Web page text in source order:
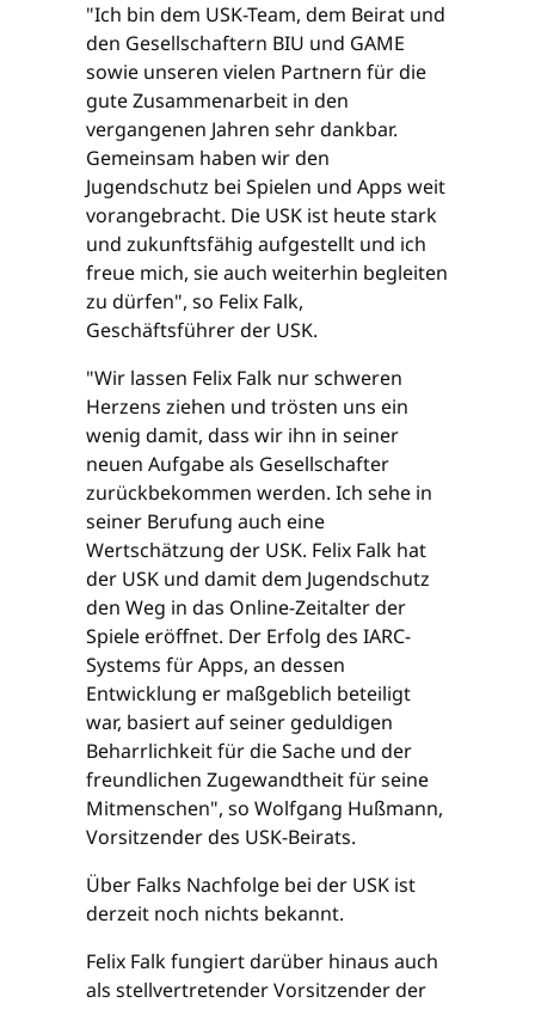
"Ich bin dem USK-Team, dem Beirat und
den Gesellschaftern BIU und GAME
sowie unseren vielen Partnern für die
gute Zusammenarbeit in den
vergangenen Jahren sehr dankbar.
Gemeinsam haben wir den
Jugendschutz bei Spielen und Apps weit
vorangebracht. Die USK ist heute stark
und zukunftsfähig aufgestellt und ich
freue mich, sie auch weiterhin begleiten
zu dürfen", so Felix Falk,
Geschäftsführer der USK.
"Wir lassen Felix Falk nur schweren
Herzens ziehen und trösten uns ein
wenig damit, dass wir ihn in seiner
neuen Aufgabe als Gesellschafter
zurückbekommen werden. Ich sehe in
seiner Berufung auch eine
Wertschätzung der USK. Felix Falk hat
der USK und damit dem Jugendschutz
den Weg in das Online-Zeitalter der
Spiele eröffnet. Der Erfolg des IARC-
Systems für Apps, an dessen
Entwicklung er maßgeblich beteiligt
war, basiert auf seiner geduldigen
Beharrlichkeit für die Sache und der
freundlichen Zugewandtheit für seine
Mitmenschen", so Wolfgang Hußmann,
Vorsitzender des USK-Beirats.
Über Falks Nachfolge bei der USK ist
derzeit noch nichts bekannt.
Felix Falk fungiert darüber hinaus auch
als stellvertretender Vorsitzender der